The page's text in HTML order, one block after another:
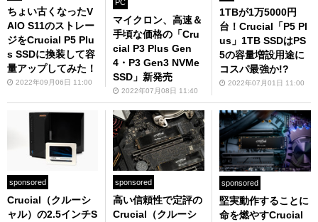
ちょい古くなったV
AIO S11のストレー
ジをCrucial P5 Plu
s SSDに換装して容
量アップしてみた！
2022年09月06日 11:00
PC
マイクロン、高速＆
手頃な価格の「Cru
cial P3 Plus Gen
4・P3 Gen3 NVMe
SSD」新発売
2022年07月08日 11:40
1TBが1万5000円
台！Crucial「P5 Pl
us」1TB SSDはPS
5の容量増設用途に
コスパ最強か!?
2022年07月01日 11:00
sponsored
Crucial（クルーシ
ャル）の2.5インチS
sponsored
高い信頼性で定評の
Crucial（クルーシ
sponsored
堅実動作することに
命を燃やすCrucial